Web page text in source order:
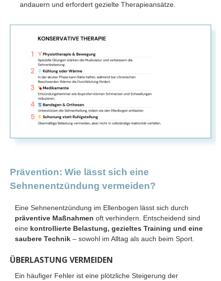
andauern und erfordert gezielte Therapieansätze.
Prävention: Wie lässt sich eine
Sehnenentzündung vermeiden?
Eine Sehnenentzündung im Ellenbogen lässt sich durch
präventive Maßnahmen oft verhindern. Entscheidend sind
eine kontrollierte Belastung, gezieltes Training und eine
saubere Technik – sowohl im Alltag als auch beim Sport.
ÜBERLASTUNG VERMEIDEN
Ein häufiger Fehler ist eine plötzliche Steigerung der